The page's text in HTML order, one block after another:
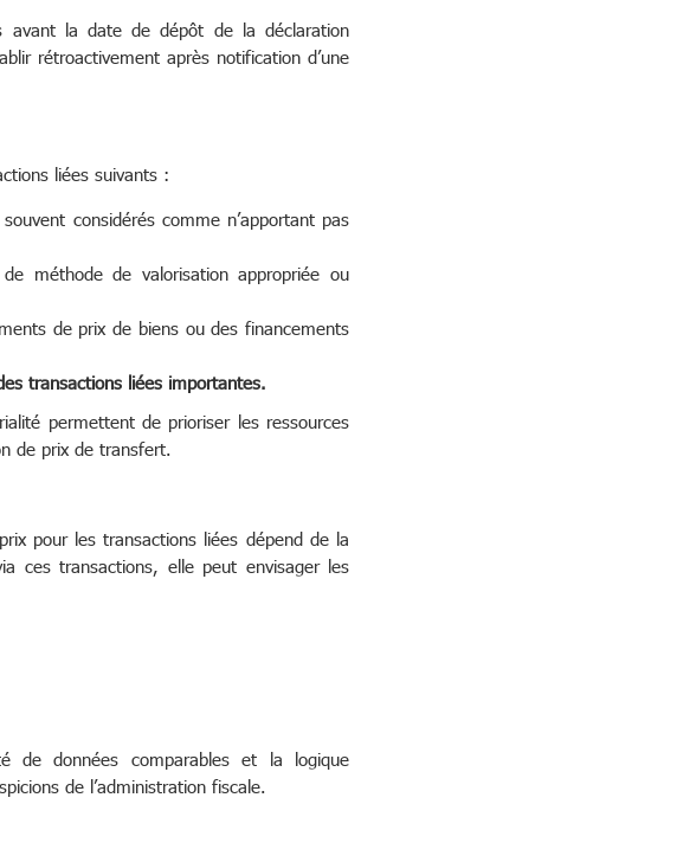
avant la date de dépôt de la déclaration
rétroactivement après notification d’une
liées suivants :
considérés comme n’apportant pas
méthode de valorisation appropriée ou
de prix de biens ou des financements
transactions liées importantes.
permettent de prioriser les ressources
de prix de transfert.
pour les transactions liées dépend de la
ces transactions, elle peut envisager les
de données comparables et la logique
de l’administration fiscale.